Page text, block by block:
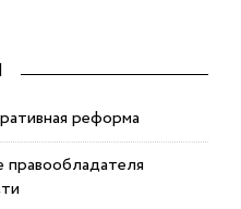
реформа
правообладателя